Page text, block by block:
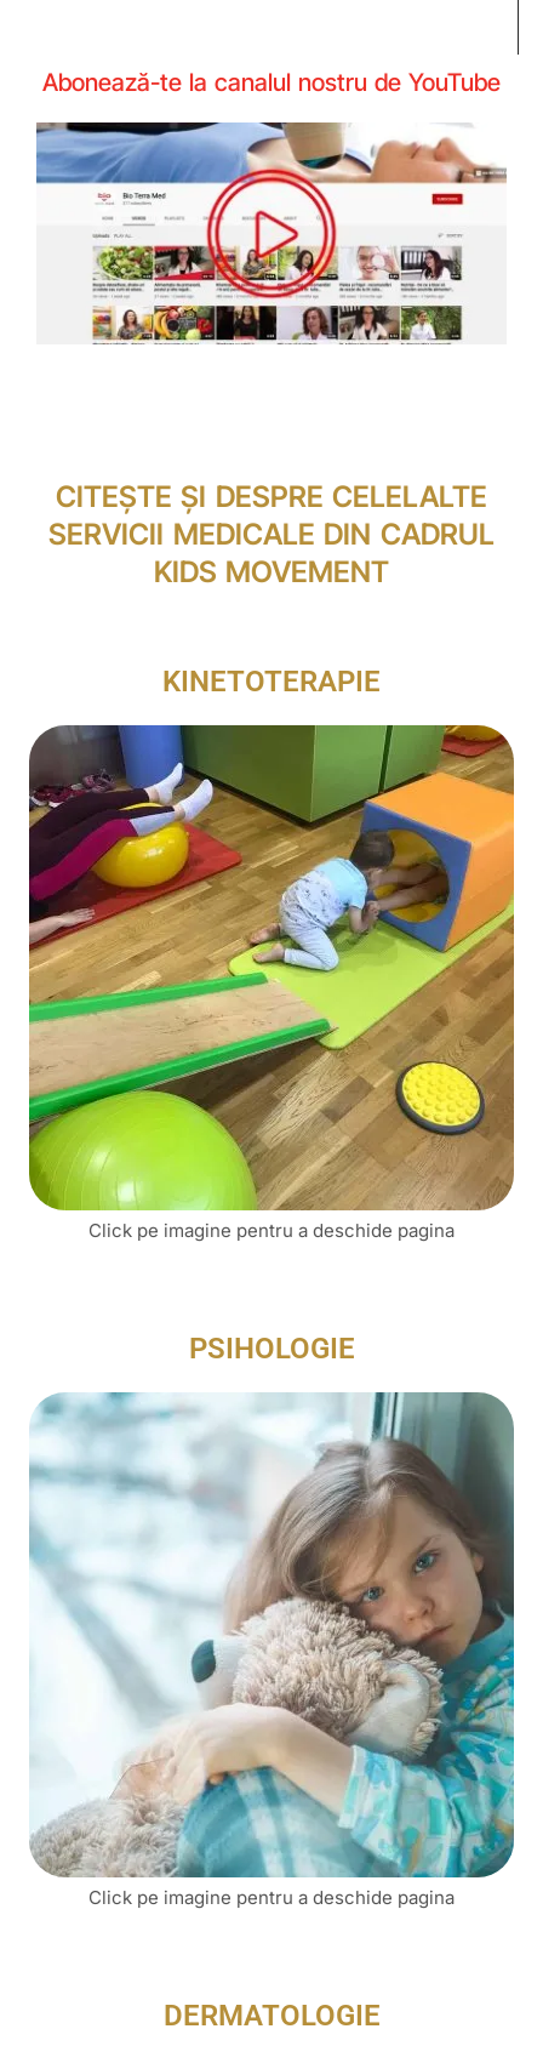
Abonează-te la canalul nostru de YouTube
CITEȘTE ȘI DESPRE CELELALTE
SERVICII MEDICALE DIN CADRUL
KIDS MOVEMENT
KINETOTERAPIE
Click pe imagine pentru a deschide pagina
PSIHOLOGIE
Click pe imagine pentru a deschide pagina
DERMATOLOGIE